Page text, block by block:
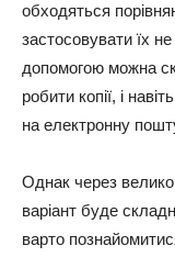
обходяться
застосовувати їх
допомогою можна
робити копії, і
на електронну
Однак через
варіант буде
варто